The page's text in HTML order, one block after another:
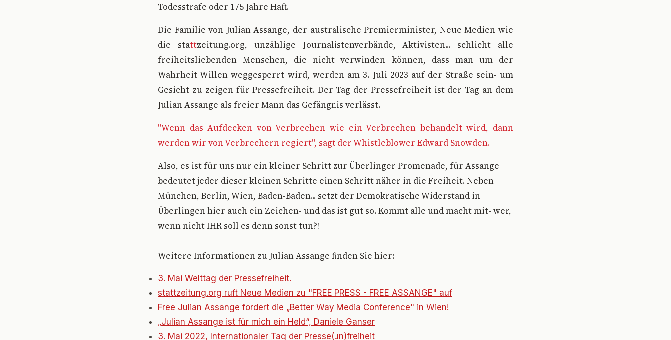
Todesstrafe oder 175 Jahre Haft.
Die Familie von Julian Assange, der australische Premierminister, Neue Medien wie
die stattzeitung.org, unzählige Journalistenverbände, Aktivisten... schlicht alle
freiheitsliebenden Menschen, die nicht verwinden können, dass man um der
Wahrheit Willen weggesperrt wird, werden am 3. Juli 2023 auf der Straße sein- um
Gesicht zu zeigen für Pressefreiheit. Der Tag der Pressefreiheit ist der Tag an dem
Julian Assange als freier Mann das Gefängnis verlässt.
"Wenn das Aufdecken von Verbrechen wie ein Verbrechen behandelt wird, dann
werden wir von Verbrechern regiert", sagt der Whistleblower Edward Snowden.
Also, es ist für uns nur ein kleiner Schritt zur Überlinger Promenade, für Assange
bedeutet jeder dieser kleinen Schritte einen Schritt näher in die Freiheit. Neben
München, Berlin, Wien, Baden-Baden... setzt der Demokratische Widerstand in
Überlingen hier auch ein Zeichen- und das ist gut so. Kommt alle und macht mit- wer,
wenn nicht IHR soll es denn sonst tun?!
Weitere Informationen zu Julian Assange finden Sie hier:
3. Mai Welttag der Pressefreiheit.
stattzeitung.org ruft Neue Medien zu "FREE PRESS - FREE ASSANGE" auf
Free Julian Assange fordert die „Better Way Media Conference" in Wien!
„Julian Assange ist für mich ein Held“, Daniele Ganser
3. Mai 2022, Internationaler Tag der Presse(un)freiheit